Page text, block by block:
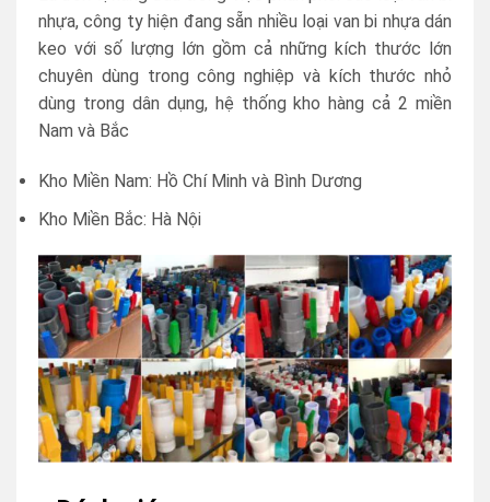
nhựa, công ty hiện đang sẵn nhiều loại van bi nhựa dán
keo với số lượng lớn gồm cả những kích thước lớn
chuyên dùng trong công nghiệp và kích thước nhỏ
dùng trong dân dụng, hệ thống kho hàng cả 2 miền
Nam và Bắc
Kho Miền Nam: Hồ Chí Minh và Bình Dương
Kho Miền Bắc: Hà Nội